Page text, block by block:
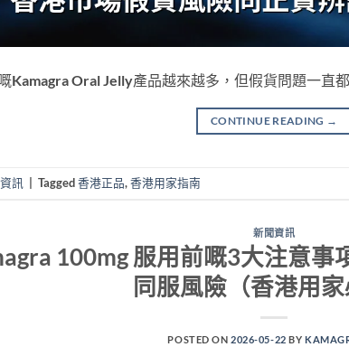
Kamagra Oral Jelly產品越來越多，但假貨問題一直
CONTINUE READING →
訊 Tagged香港正品,香港用家指南
新聞資訊
100mg 服用前嘅3大注意事
同服風險（香港用家
POSTED ON2026-05-22 BY